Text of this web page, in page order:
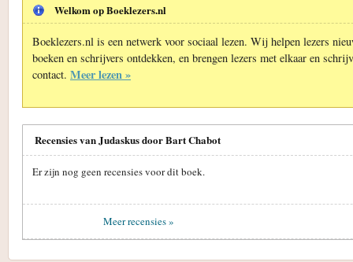
Welkom op Boeklezers.nl
Boeklezers.nl is een netwerk voor sociaal lezen. Wij helpen lezers
boeken en schrijvers ontdekken, en brengen lezers met elkaar en
contact. Meer lezen »
Recensies van Judaskus door Bart Chabot
Er zijn nog geen recensies voor dit boek.
Meer recensies »